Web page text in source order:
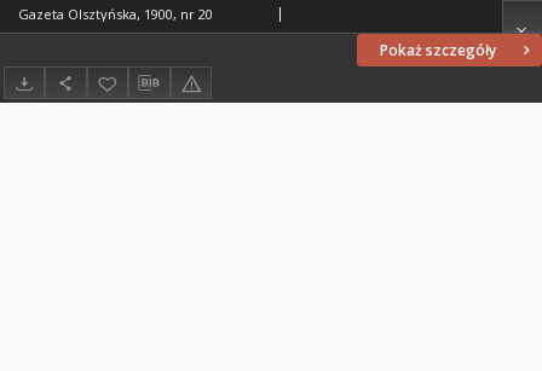
Pokaż szczegóły
Gazeta Olsztyńska, 1900, nr 20